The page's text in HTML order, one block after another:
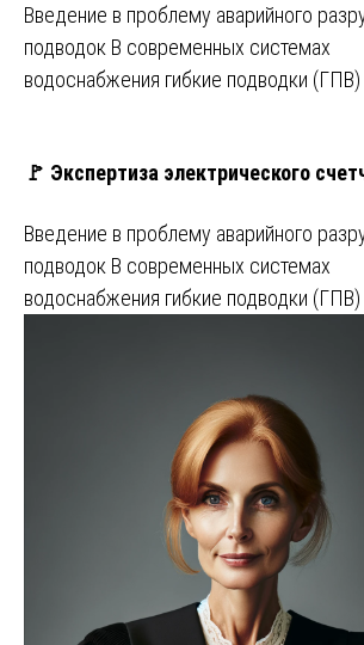
Введение в проблему аварийного
подводок В современных системах
водоснабжения гибкие подводки (ГПВ)
🚩 Экспертиза электрического
Введение в проблему аварийного
подводок В современных системах
водоснабжения гибкие подводки (ГПВ)